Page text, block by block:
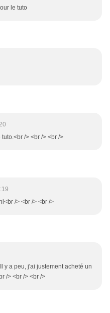
le tuto
/> <br /> <br />
/> <br /> <br />
y a peu, j'ai justement acheté un
/> <br /> <br />